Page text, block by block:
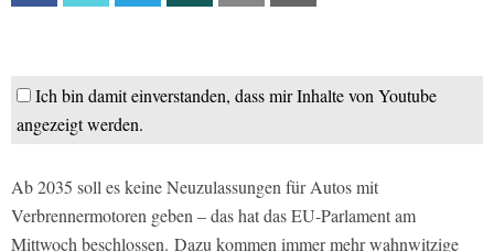
Ich bin damit einverstanden, dass mir Inhalte von Youtube
angezeigt werden.
Ab 2035 soll es keine Neuzulassungen für Autos mit
Verbrennermotoren geben – das hat das EU-Parlament am
Mittwoch beschlossen. Dazu kommen immer mehr wahnwitzige